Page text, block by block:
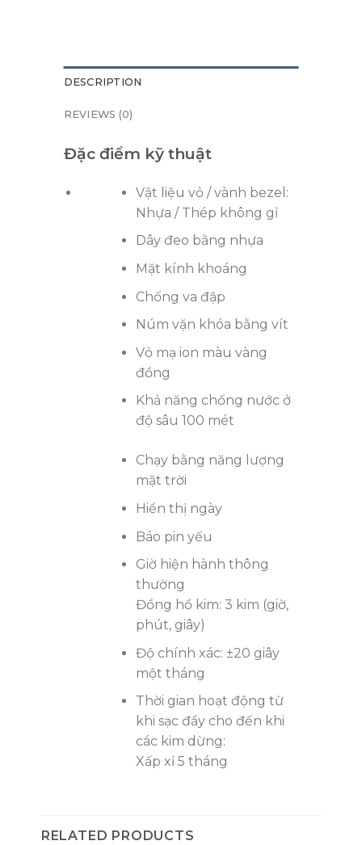
DESCRIPTION
REVIEWS (0)
Đặc điểm kỹ thuật
Vật liệu vỏ / vành bezel:
Nhựa / Thép không gỉ
Dây đeo bằng nhựa
Mặt kính khoáng
Chống va đập
Núm vặn khóa bằng vít
Vỏ mạ ion màu vàng
đồng
Khả năng chống nước ở
độ sâu 100 mét
Chạy bằng năng lượng
mặt trời
Hiển thị ngày
Báo pin yếu
Giờ hiện hành thông
thường
Đồng hồ kim: 3 kim (giờ,
phút, giây)
Độ chính xác: ±20 giây
một tháng
Thời gian hoạt động từ
khi sạc đầy cho đến khi
các kim dừng:
Xấp xỉ 5 tháng
RELATED PRODUCTS